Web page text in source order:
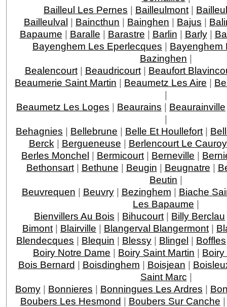
Bailleul Les Pernes | Bailleulmont |
Bailleulval | Baincthun | Bainghen | Bajus |
Bapaume | Baralle | Barastre | Barlin | Barly|
Bayenghem Les Eperlecques | Bayenghem
Bazinghen |
Bealencourt| Beaudricourt| Beaufort
Beaumerie Saint Martin | Beaumetz Les Aire |
|
Beaumetz Les Loges | Beaurains | Beaurainville
|
Behagnies | Bellebrune | Belle Et Houllefort |
Berck | Bergueneuse | Berlencourt Le Cauroy
Berles Monchel | Bermicourt | Berneville |
Bethonsart| Bethune | Beugin | Beugnatre |
Beutin |
Beuvrequen | Beuvry| Bezinghem | Biache
Les Bapaume |
Bienvillers Au Bois | Bihucourt | Billy Berclau
Bimont | Blairville | Blangerval Blangermont |
Blendecques | Blequin | Blessy | Blingel | Boffles
Boiry Notre Dame | Boiry Saint Martin |
Bois Bernard | Boisdinghem | Boisjean |
Saint Marc |
Bomy | Bonnieres | Bonningues Les Ardres |
Boubers Les Hesmond | Boubers Sur Canche